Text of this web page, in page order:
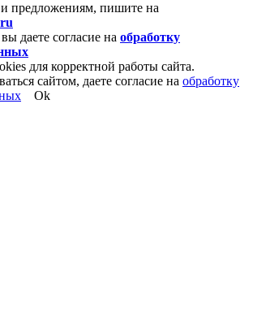
предложениям, пишите на
даете согласие на обработку
для корректной работы сайта.
сайтом, даете согласие на обработку
Ok